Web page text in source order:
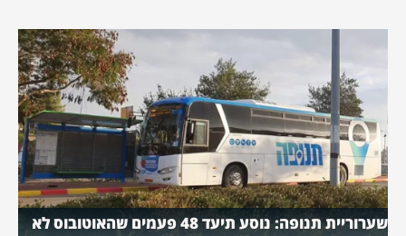
שערוריית תנופה: נוסע תיעד 48 פעמים שהאוטובוס לא